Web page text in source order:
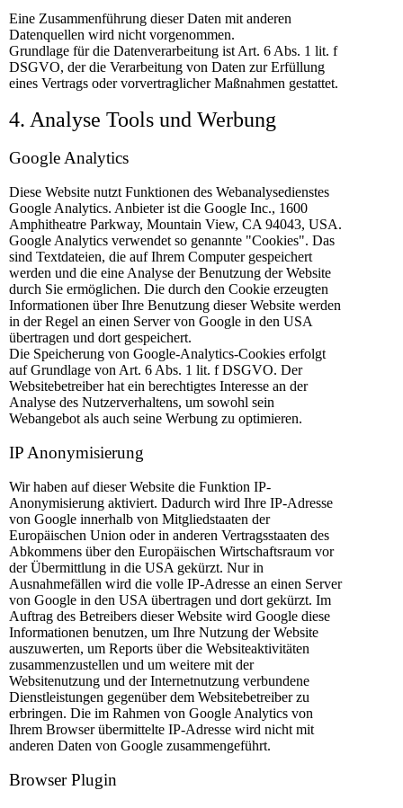
Eine Zusammenführung dieser Daten mit anderen
Datenquellen wird nicht vorgenommen.
Grundlage für die Datenverarbeitung ist Art. 6 Abs. 1 lit. f
DSGVO, der die Verarbeitung von Daten zur Erfüllung
eines Vertrags oder vorvertraglicher Maßnahmen gestattet.
4. Analyse Tools und Werbung
Google Analytics
Diese Website nutzt Funktionen des Webanalysedienstes
Google Analytics. Anbieter ist die Google Inc., 1600
Amphitheatre Parkway, Mountain View, CA 94043, USA.
Google Analytics verwendet so genannte "Cookies". Das
sind Textdateien, die auf Ihrem Computer gespeichert
werden und die eine Analyse der Benutzung der Website
durch Sie ermöglichen. Die durch den Cookie erzeugten
Informationen über Ihre Benutzung dieser Website werden
in der Regel an einen Server von Google in den USA
übertragen und dort gespeichert.
Die Speicherung von Google-Analytics-Cookies erfolgt
auf Grundlage von Art. 6 Abs. 1 lit. f DSGVO. Der
Websitebetreiber hat ein berechtigtes Interesse an der
Analyse des Nutzerverhaltens, um sowohl sein
Webangebot als auch seine Werbung zu optimieren.
IP Anonymisierung
Wir haben auf dieser Website die Funktion IP-
Anonymisierung aktiviert. Dadurch wird Ihre IP-Adresse
von Google innerhalb von Mitgliedstaaten der
Europäischen Union oder in anderen Vertragsstaaten des
Abkommens über den Europäischen Wirtschaftsraum vor
der Übermittlung in die USA gekürzt. Nur in
Ausnahmefällen wird die volle IP-Adresse an einen Server
von Google in den USA übertragen und dort gekürzt. Im
Auftrag des Betreibers dieser Website wird Google diese
Informationen benutzen, um Ihre Nutzung der Website
auszuwerten, um Reports über die Websiteaktivitäten
zusammenzustellen und um weitere mit der
Websitenutzung und der Internetnutzung verbundene
Dienstleistungen gegenüber dem Websitebetreiber zu
erbringen. Die im Rahmen von Google Analytics von
Ihrem Browser übermittelte IP-Adresse wird nicht mit
anderen Daten von Google zusammengeführt.
Browser Plugin